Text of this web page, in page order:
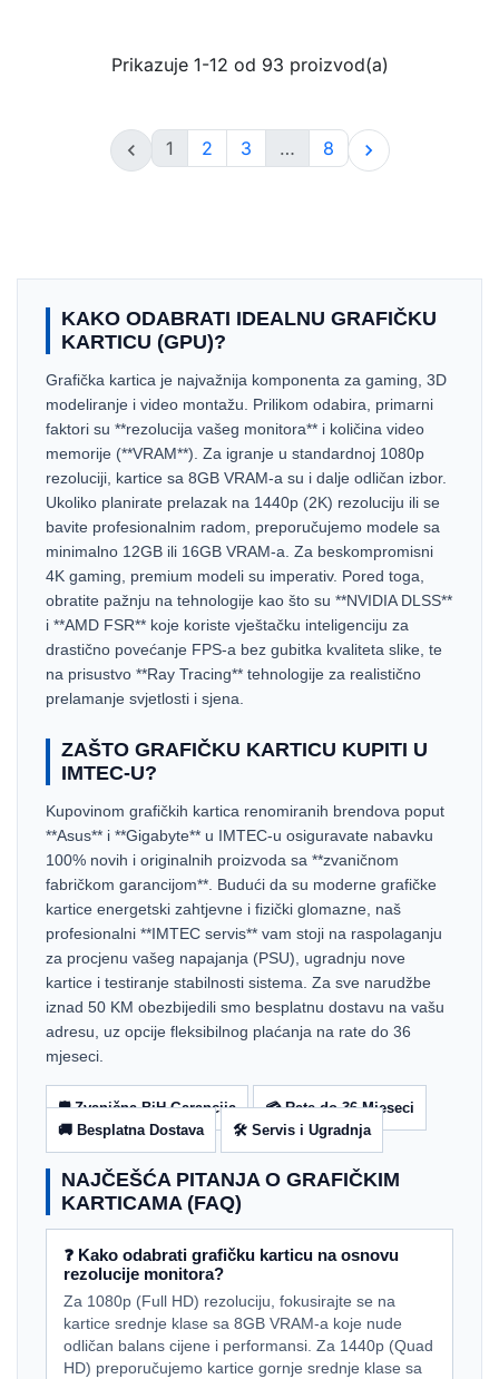
Prikazuje 1-12 od 93 proizvod(a)
 1 2 3 … 8 
KAKO ODABRATI IDEALNU GRAFIČKU
KARTICU (GPU)?
Grafička kartica je najvažnija komponenta za gaming, 3D
modeliranje i video montažu. Prilikom odabira, primarni
faktori su **rezolucija vašeg monitora** i količina video
memorije (**VRAM**). Za igranje u standardnoj 1080p
rezoluciji, kartice sa 8GB VRAM-a su i dalje odličan izbor.
Ukoliko planirate prelazak na 1440p (2K) rezoluciju ili se
bavite profesionalnim radom, preporučujemo modele sa
minimalno 12GB ili 16GB VRAM-a. Za beskompromisni
4K gaming, premium modeli su imperativ. Pored toga,
obratite pažnju na tehnologije kao što su **NVIDIA DLSS**
i **AMD FSR** koje koriste vještačku inteligenciju za
drastično povećanje FPS-a bez gubitka kvaliteta slike, te
na prisustvo **Ray Tracing** tehnologije za realistično
prelamanje svjetlosti i sjena.
ZAŠTO GRAFIČKU KARTICU KUPITI U
IMTEC-U?
Kupovinom grafičkih kartica renomiranih brendova poput
**Asus** i **Gigabyte** u IMTEC-u osiguravate nabavku
100% novih i originalnih proizvoda sa **zvaničnom
fabričkom garancijom**. Budući da su moderne grafičke
kartice energetski zahtjevne i fizički glomazne, naš
profesionalni **IMTEC servis** vam stoji na raspolaganju
za procjenu vašeg napajanja (PSU), ugradnju nove
kartice i testiranje stabilnosti sistema. Za sve narudžbe
iznad 50 KM obezbijedili smo besplatnu dostavu na vašu
adresu, uz opcije fleksibilnog plaćanja na rate do 36
mjeseci.
🛡️ Zvanična BiH Garancija
💳 Rate do 36 Mjeseci
🚚 Besplatna Dostava
🛠️ Servis i Ugradnja
NAJČEŠĆA PITANJA O GRAFIČKIM
KARTICAMA (FAQ)
❓ Kako odabrati grafičku karticu na osnovu
rezolucije monitora?
Za 1080p (Full HD) rezoluciju, fokusirajte se na
kartice srednje klase sa 8GB VRAM-a koje nude
odličan balans cijene i performansi. Za 1440p (Quad
HD) preporučujemo kartice gornje srednje klase sa